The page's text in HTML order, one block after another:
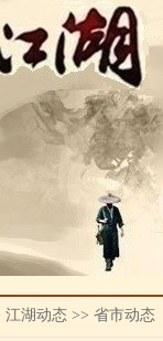
江湖动态>> 省市动态